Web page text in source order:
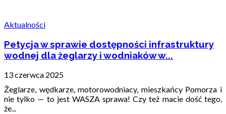
Aktualności
Petycja w sprawie dostępności infrastruktury
wodnej dla żeglarzy i wodniaków w...
13 czerwca 2025
Żeglarze, wędkarze, motorowodniacy, mieszkańcy Pomorza i
nie tylko — to jest WASZA sprawa! Czy też macie dość tego,
że...